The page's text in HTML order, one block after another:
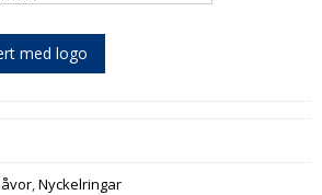
med logo
Nyckelringar